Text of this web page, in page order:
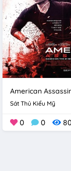
American
Sát Thủ Kiểu Mỹ
0 0